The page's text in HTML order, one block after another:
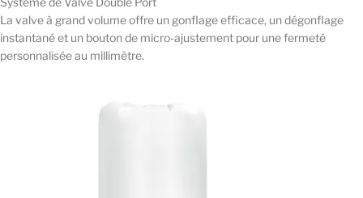
La valve à grand volume offre un gonflage efficace, un dégonflage
instantané et un bouton de micro-ajustement pour une fermeté
personnalisée au millimètre.